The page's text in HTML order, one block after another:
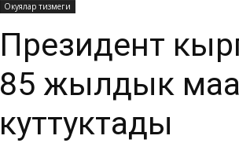
Окуялар тизмеги
Президент
85 жылдык
куттуктады